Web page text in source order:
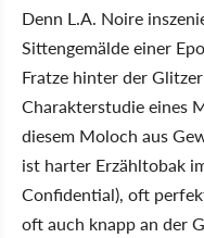
Denn L.A. Noire
Sittengemälde einer
Fratze hinter der
Charakterstudie eines
diesem Moloch aus
ist harter Erzähltobak
Confidential), oft
oft auch knapp an der